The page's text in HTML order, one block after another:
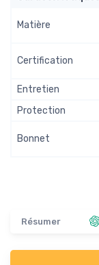
Matière
Certification
Entretien
Protection
Bonnet
Résumer